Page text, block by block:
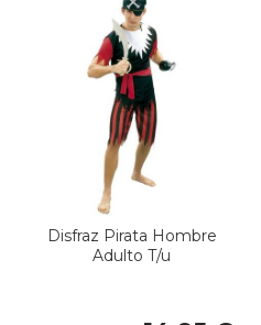
Disfraz Pirata Hombre
Adulto T/u